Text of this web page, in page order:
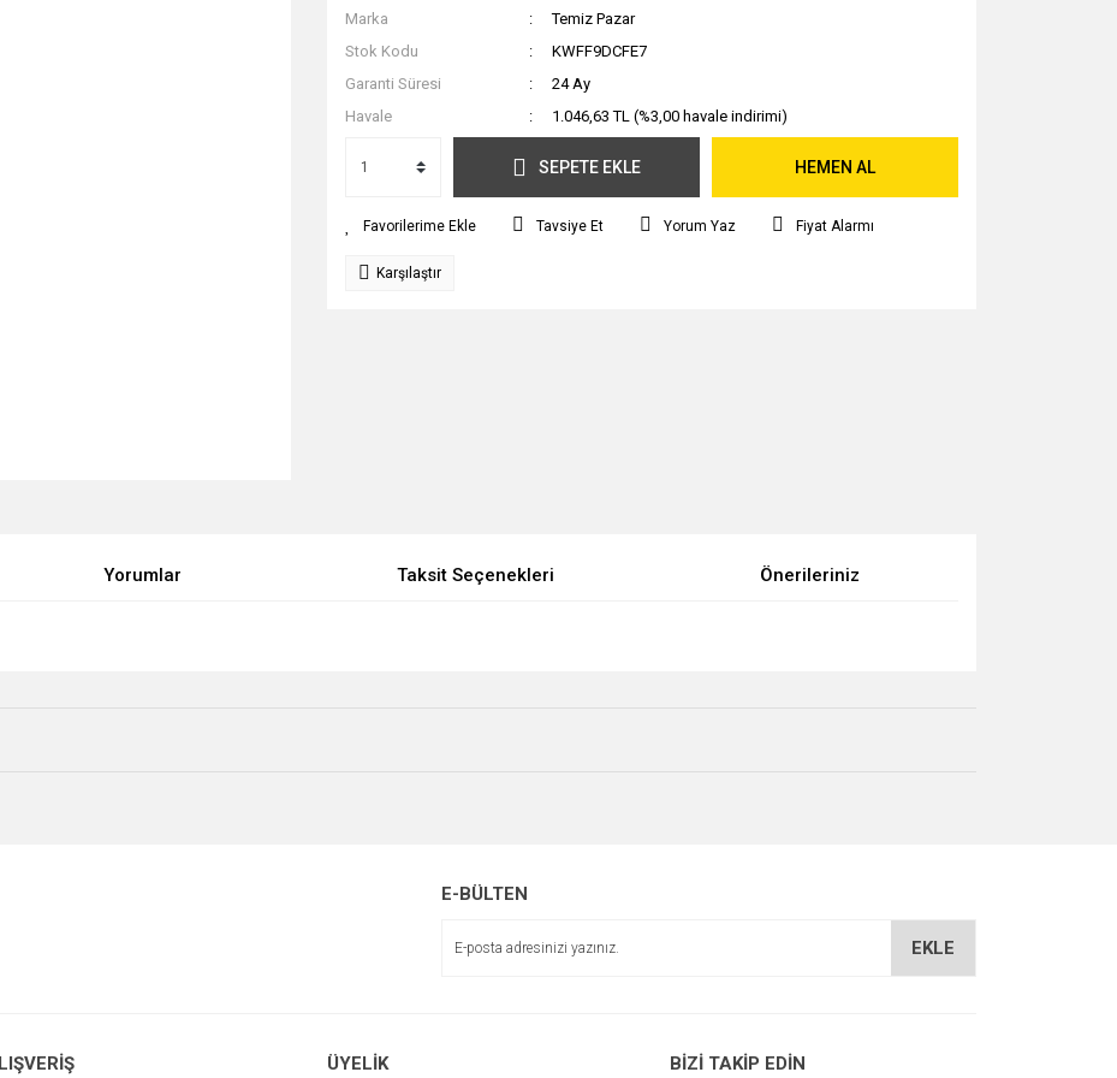
Marka
Temiz Pazar
Stok Kodu
KWFF9DCFE7
Garanti Süresi
24 Ay
Havale
1.046,63 TL (%3,00 havale indirimi)
SEPETE EKLE HEMEN AL
Tavsiye Et Yorum Yaz Fiyat Alarmı
Karşılaştır
Yorumlar Taksit Seçenekleri Önerileriniz
Gönder
E-BÜLTEN
EKLE
ÜYELİK BİZİ TAKİP EDİN